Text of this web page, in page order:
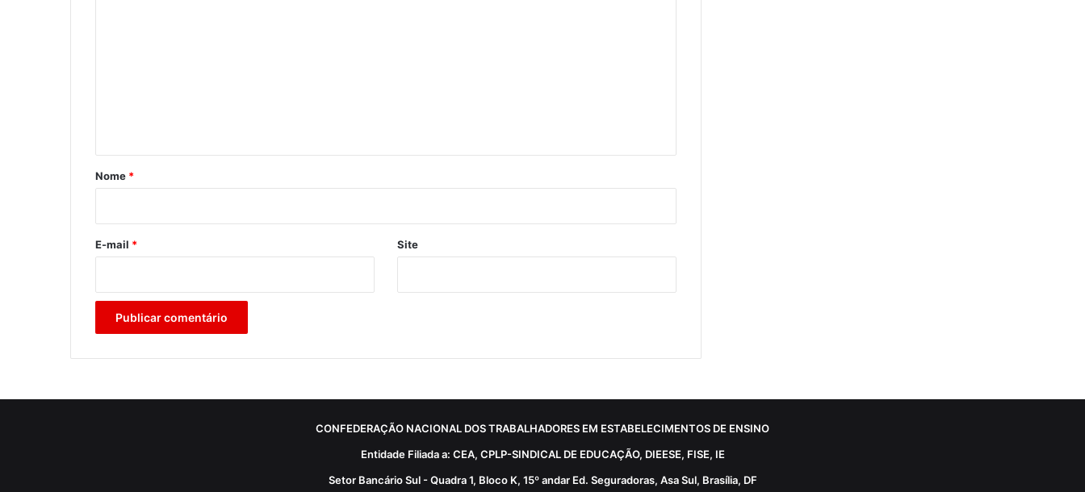
r
*
Nome *
E-mail * Site
CONFEDERAÇÃO NACIONAL DOS TRABALHADORES EM ESTABELECIMENTOS DE ENSINO
Entidade Filiada a: CEA, CPLP-SINDICAL DE EDUCAÇÃO, DIEESE, FISE, IE
Setor Bancário Sul - Quadra 1, Bloco K, 15º andar Ed. Seguradoras, Asa Sul, Brasília, DF